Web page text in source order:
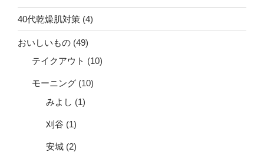
40代乾燥肌対策 (4)
おいしいもの (49)
テイクアウト (10)
モーニング (10)
みよし (1)
刈谷 (1)
安城 (2)